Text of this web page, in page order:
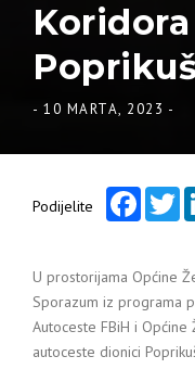
- 10 MARTA, 2023 -
Podijelite
U prostorijama Općine
Sporazum iz programa
Autoceste FBiH i
autoceste dionici